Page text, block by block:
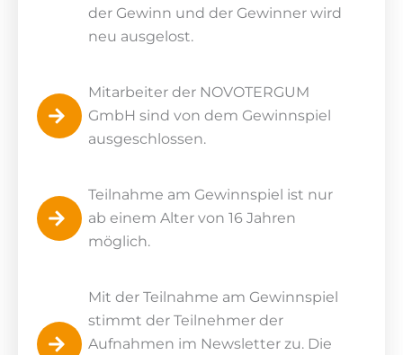
der Gewinn und der Gewinner wird
neu ausgelost.
Mitarbeiter der NOVOTERGUM
GmbH sind von dem Gewinnspiel
ausgeschlossen.
Teilnahme am Gewinnspiel ist nur
ab einem Alter von 16 Jahren
möglich.
Mit der Teilnahme am Gewinnspiel
stimmt der Teilnehmer der
Aufnahmen im Newsletter zu. Die